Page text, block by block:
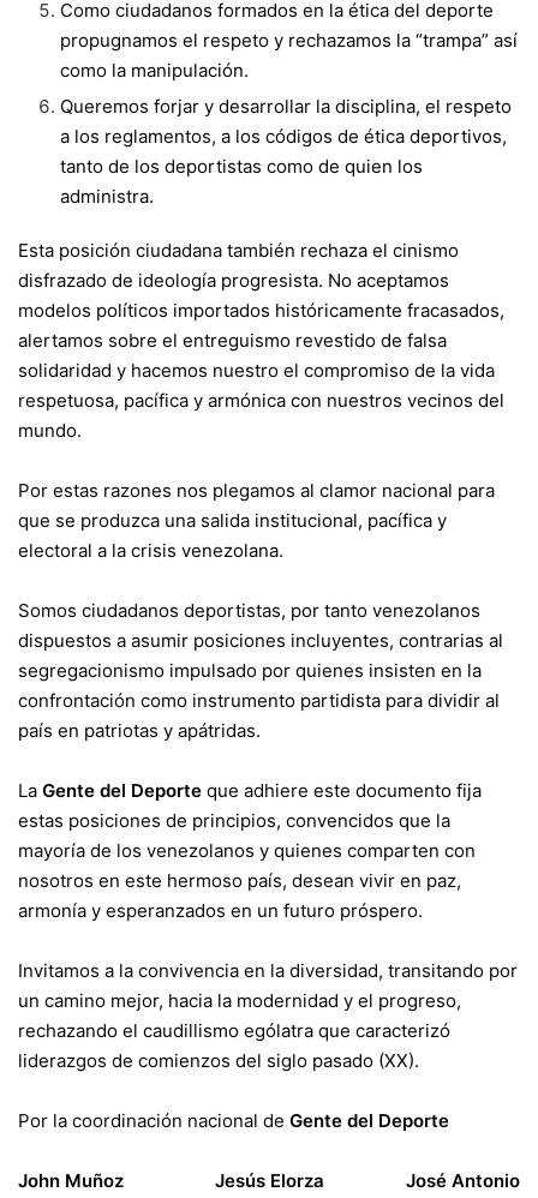
Como ciudadanos formados en la ética del deporte
propugnamos el respeto y rechazamos la “trampa” así
como la manipulación.
Queremos forjar y desarrollar la disciplina, el respeto
a los reglamentos, a los códigos de ética deportivos,
tanto de los deportistas como de quien los
administra.
Esta posición ciudadana también rechaza el cinismo
disfrazado de ideología progresista. No aceptamos
modelos políticos importados históricamente fracasados,
alertamos sobre el entreguismo revestido de falsa
solidaridad y hacemos nuestro el compromiso de la vida
respetuosa, pacífica y armónica con nuestros vecinos del
mundo.
Por estas razones nos plegamos al clamor nacional para
que se produzca una salida institucional, pacífica y
electoral a la crisis venezolana.
Somos ciudadanos deportistas, por tanto venezolanos
dispuestos a asumir posiciones incluyentes, contrarias al
segregacionismo impulsado por quienes insisten en la
confrontación como instrumento partidista para dividir al
país en patriotas y apátridas.
La Gente del Deporte que adhiere este documento fija
estas posiciones de principios, convencidos que la
mayoría de los venezolanos y quienes comparten con
nosotros en este hermoso país, desean vivir en paz,
armonía y esperanzados en un futuro próspero.
Invitamos a la convivencia en la diversidad, transitando por
un camino mejor, hacia la modernidad y el progreso,
rechazando el caudillismo ególatra que caracterizó
liderazgos de comienzos del siglo pasado (XX).
Por la coordinación nacional de Gente del Deporte
John Muñoz Jesús Elorza José Antonio